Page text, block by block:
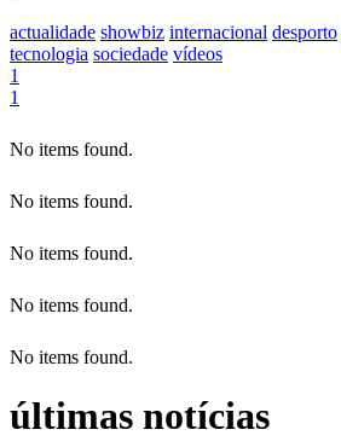
actualidade showbiz internacional desporto
tecnologia sociedade vídeos
1
1
No items found.
No items found.
No items found.
No items found.
No items found.
últimas notícias